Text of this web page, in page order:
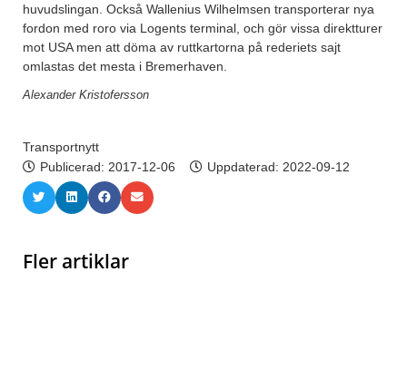
huvudslingan. Också Wallenius Wilhelmsen transporterar nya
fordon med roro via Logents terminal, och gör vissa direktturer
mot USA men att döma av ruttkartorna på rederiets sajt
omlastas det mesta i Bremerhaven.
Alexander Kristofersson
Transportnytt
Publicerad: 2017-12-06 Uppdaterad: 2022-09-12
Fler artiklar